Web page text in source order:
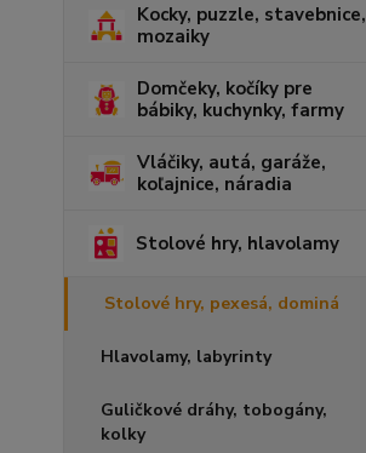
Kocky, puzzle, stavebnice,
mozaiky
Domčeky, kočíky pre
bábiky, kuchynky, farmy
Vláčiky, autá, garáže,
koľajnice, náradia
Stolové hry, hlavolamy
Stolové hry, pexesá, dominá
Hlavolamy, labyrinty
Guličkové dráhy, tobogány,
kolky